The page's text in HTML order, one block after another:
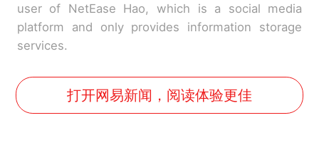
user of NetEase Hao, which is a social media
platform and only provides information storage
services.
打开网易新闻，阅读体验更佳